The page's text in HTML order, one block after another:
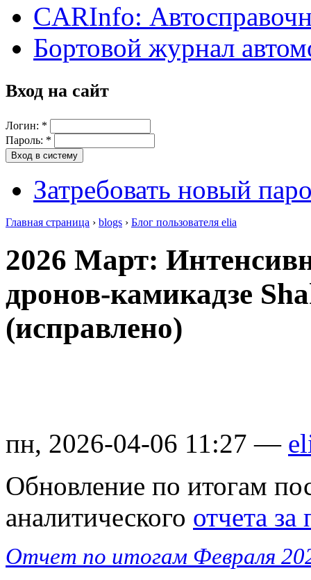
CARInfo:
Бортовой журнал
Вход на сайт
Логин: *
Пароль: *
Затребовать новый
Главная страница › blogs › Блог пользователя elia
2026 Март:
дронов-камикадзе
(исправлено)
пн, 2026-04-06 11:27 —
Обновление по итогам
аналитического отчета
Отчет по итогам Февраля